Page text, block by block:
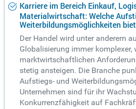
Karriere im Bereich Einkauf,
Materialwirtschaft: Welche
Weiterbildungsmöglichkeiten
Der Handel wird unter anderem
Globalisierung immer komplexer,
marktwirtschaftlichen
stetig ansteigen. Die Branche
Aufstiegs- und
Unternehmen sind für ihr
Konkurrenzfähigkeit auf